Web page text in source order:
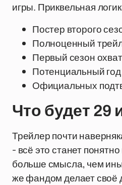
игры. Приквельная
Постер второго
Полноценный
Первый сезон
Потенциальный
Официальных
Что будет 29
Трейлер почти
- всё это станет
больше смысла, чем
же фандом делает своё